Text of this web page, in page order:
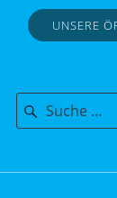
UNSERE